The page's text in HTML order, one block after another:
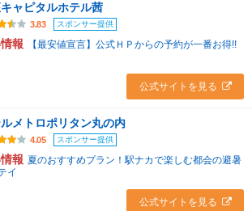
ャピタルホテル茜
3.83 スポンサー提供
報 【最安値宣言】公式ＨＰからの予約が一番お得!!
公式サイトを見る
メトロポリタン丸の内
4.05 スポンサー提供
報 夏のおすすめプラン！駅ナカで楽しむ都会の避暑
イ
公式サイトを見る